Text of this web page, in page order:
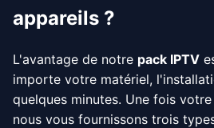
appareils ?
L'avantage de notre pack IPTV
importe votre matériel,
quelques minutes. Une fois
nous vous fournissons trois